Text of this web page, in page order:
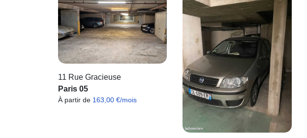
11 Rue Gracieuse
Paris 05
À partir de 163,00 €/mois